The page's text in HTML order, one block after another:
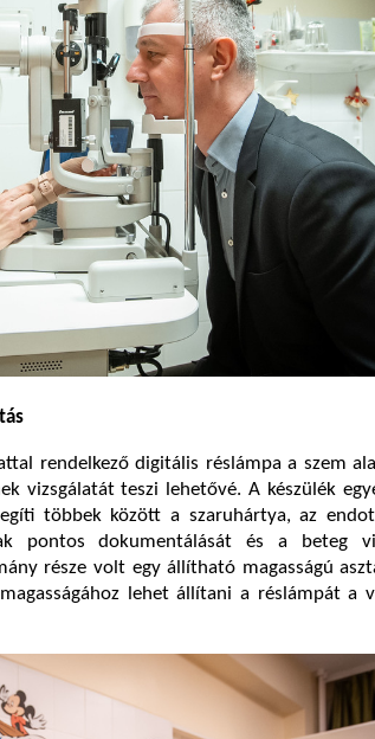
rendelkező digitális réslámpa a szem
vizsgálatát teszi lehetővé. A készülék
többek között a szaruhártya, az
pontos dokumentálását és a beteg
része volt egy állítható magasságú
lehet állítani a réslámpát a